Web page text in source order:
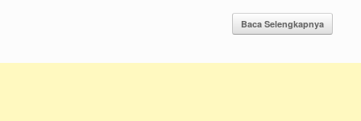
Baca Selengkapnya